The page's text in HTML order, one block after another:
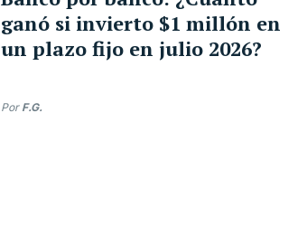
ganó si invierto $1 millón en
un plazo fijo en julio 2026?
Por F.G.